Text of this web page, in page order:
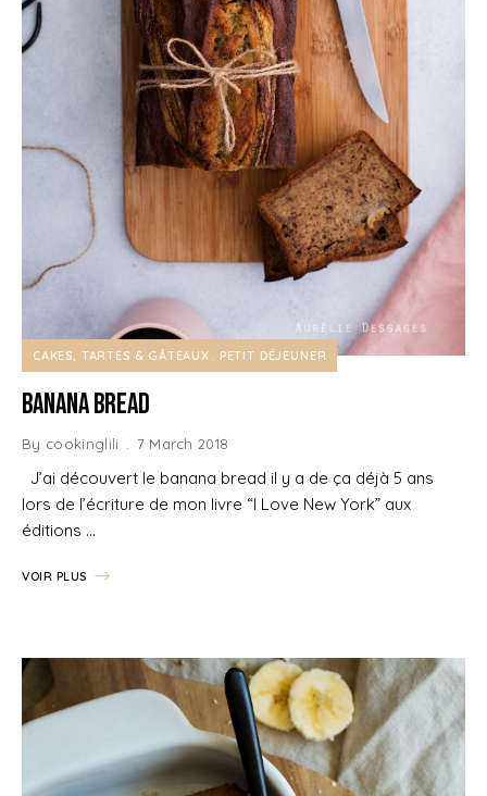
CAKES, TARTES & GÂTEAUX PETIT DÉJEUNER
Banana Bread
By cookinglili 7 March 2018
J’ai découvert le banana bread il y a de ça déjà 5 ans
lors de l’écriture de mon livre “I Love New York” aux
éditions …
VOIR PLUS